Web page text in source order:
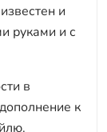
и
руками и с
в
к